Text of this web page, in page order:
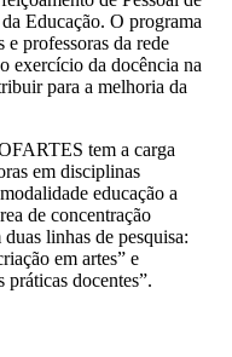
Educação. O programa
professoras da rede
exercício da docência na
para a melhoria da
tem a carga
em disciplinas
educação a
de concentração
linhas de pesquisa:
em artes” e
docentes”.